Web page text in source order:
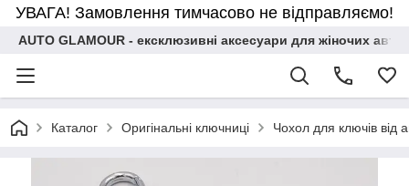
УВАГА! Замовлення тимчасово не відправляємо!
AUTO GLAMOUR - ексклюзивні аксесуари для жіночих
Каталог Оригінальні ключниці Чохол для ключів від